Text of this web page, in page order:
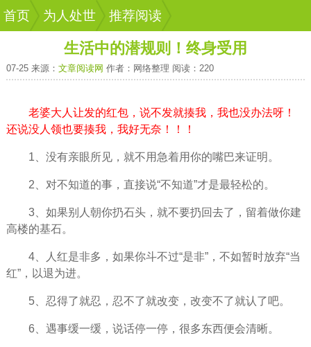
首页 为人处世 推荐阅读
生活中的潜规则！终身受用
07-25 来源： 文章阅读网 作者：网络整理 阅读：220
老婆大人让发的红包，说不发就揍我，我也没办法呀！
还说没人领也要揍我，我好无奈！！！
1、没有亲眼所见，就不用急着用你的嘴巴来证明。
2、对不知道的事，直接说“不知道”才是最轻松的。
3、如果别人朝你扔石头，就不要扔回去了，留着做你建
高楼的基石。
4、人红是非多，如果你斗不过“是非”，不如暂时放弃“当
红”，以退为进。
5、忍得了就忍，忍不了就改变，改变不了就认了吧。
6、遇事缓一缓，说话停一停，很多东西便会清晰。